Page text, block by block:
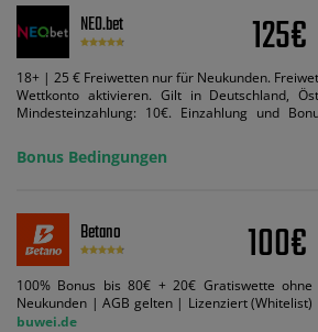
NEO.bet 125€
18+ | 25 € Freiwetten nur für Neukunden.
Wettkonto aktivieren. Gilt in Deutschland,
Mindesteinzahlung: 10€. Einzahlung und
Bedingungen können geändert werden. AGB
Suchtrisiken: buwei.de.
Bonus Bedingungen
Betano 100€
100% Bonus bis 80€ + 20€ Gratiswette
Neukunden | AGB gelten | Lizenziert
buwei.de